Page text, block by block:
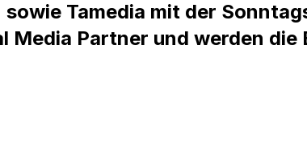
Tamedia mit der
Partner und werden die